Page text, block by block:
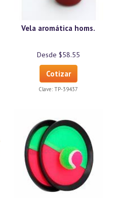
Vela aromática homs.
Desde $58.55
Cotizar
Clave: TP-39437